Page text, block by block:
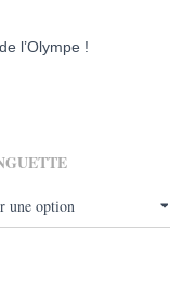
l’Olympe !